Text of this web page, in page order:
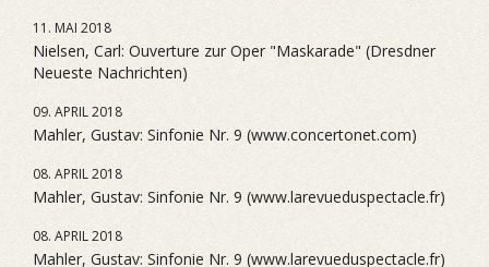
11. MAI 2018
Nielsen, Carl: Ouverture zur Oper "Maskarade" (Dresdner
Neueste Nachrichten)
09. APRIL 2018
Mahler, Gustav: Sinfonie Nr. 9 (www.concertonet.com)
08. APRIL 2018
Mahler, Gustav: Sinfonie Nr. 9 (www.larevueduspectacle.fr)
08. APRIL 2018
Mahler, Gustav: Sinfonie Nr. 9 (www.larevueduspectacle.fr)